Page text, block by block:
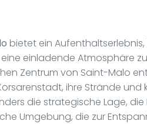
bietet ein
einladende Atmosphäre
Zentrum von Saint-Malo
ihre Strände und
die strategische Lage,
Umgebung, die zur